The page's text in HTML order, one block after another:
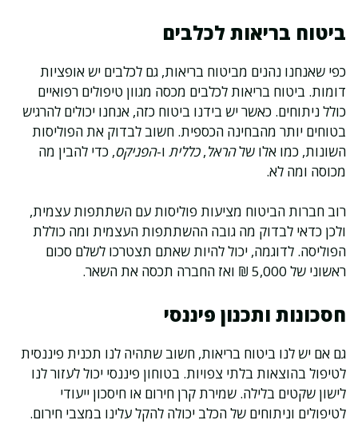
ביטוח בריאות לכלבים
כפי שאנחנו נהנים מביטוח בריאות, גם לכלבים יש אופציות
דומות. ביטוח בריאות לכלבים מכסה מגוון טיפולים רפואיים
כולל ניתוחים. כאשר יש בידנו ביטוח כזה, אנחנו יכולים להרגיש
בטוחים יותר מהבחינה הכספית. חשוב לבדוק את הפוליסות
השונות, כמו אלו שלהראל,כללית ו-הפניקס, כדי להבין מה
מכוסה ומה לא.
רוב חברות הביטוח מציעות פוליסות עם השתתפות עצמית,
ולכן כדאי לבדוק מה גובה ההשתתפות העצמית ומה כוללת
הפוליסה. לדוגמה, יכול להיות שאתם תצטרכו לשלם סכום
ראשוני של 5,000 ₪ ואז החברה תכסה את השאר.
חסכונות ותכנון פיננסי
גם אם יש לנו ביטוח בריאות, חשוב שתהיה לנו תכנית פיננסית
לטיפול בהוצאות בלתי צפויות. בטוחון פיננסי יכול לעזור לנו
לישון שקטים בלילה. שמירת קרן חירום או חיסכון ייעודי
לטיפולים וניתוחים של הכלב יכולה להקל עלינו במצבי חירום.